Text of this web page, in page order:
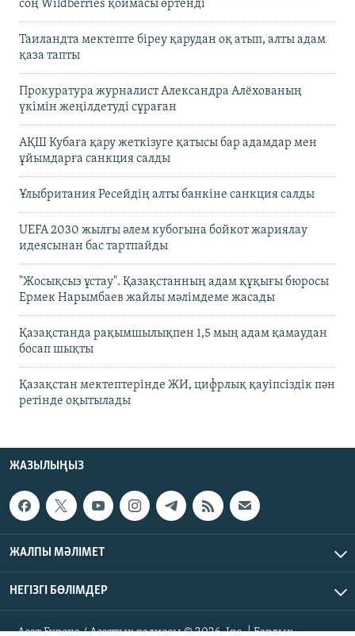
соң Wildberries қоймасы өртенді
Таиландта мектепте біреу қарудан оқ атып, алты адам
қаза тапты
Прокуратура журналист Александра Алёхованың
үкімін жеңілдетуді сұраған
АҚШ Кубаға қару жеткізуге қатысы бар адамдар мен
ұйымдарға санкция салды
Ұлыбритания Ресейдің алты банкіне санкция салды
UEFA 2030 жылғы әлем кубогына бойкот жариялау
идеясынан бас тартпайды
"Жосықсыз ұстау". Қазақстанның адам құқығы бюросы
Ермек Нарымбаев жайлы мәлімдеме жасады
Қазақстанда рақымшылықпен 1,5 мың адам қамаудан
босап шықты
Қазақстан мектептерінде ЖИ, цифрлық қауіпсіздік пән
ретінде оқытылады
ЖАЗЫЛЫҢЫЗ
ЖАЛПЫ МӘЛІМЕТ
НЕГІЗГІ БӨЛІМДЕР
Азат Еуропа / Азаттық радиосы © 2026, Inc. | Барлық